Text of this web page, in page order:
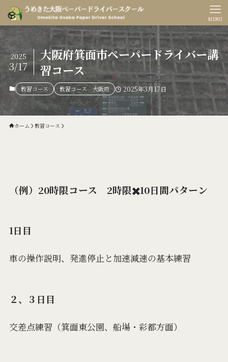
MENU
大阪府箕面市ペーパードライバー講
習コース
2025
3/17
教習コース 教習コース 大阪府 2025年3月17日
ホーム 教習コース
（例）20時限コース 2時限✖️10日間パターン
1日目
車の操作説明、発進停止と加速減速の基本練習
２、３日目
交差点練習（箕面東公園、船場・彩都方面）